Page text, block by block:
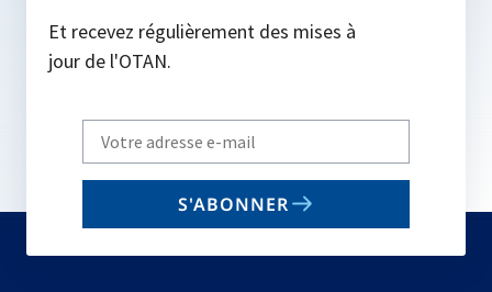
Et recevez régulièrement des mises à
jour de l'OTAN.
Write
your
email
S'ABONNER